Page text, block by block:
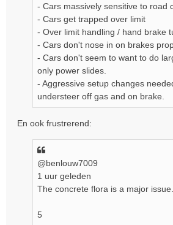
- Cars massively sensitive to road
- Cars get trapped over limit
- Over limit handling / hand brake
- Cars don't nose in on brakes
- Cars don't seem to want to do
only power slides.
- Aggressive setup changes
understeer off gas and on brake.
En ook frustrerend:
@benlouw7009
1 uur geleden
The concrete flora is a major issue.
5